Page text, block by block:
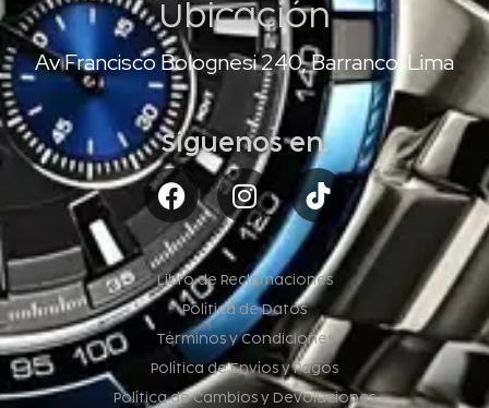
Ubicación
Av Francisco Bolognesi 240, Barranco, Lima
Síguenos en:
Libro de Reclamaciones
Política de Datos
Términos y Condiciones
Política de Envíos y Pagos
Política de Cambios y Devoluciones